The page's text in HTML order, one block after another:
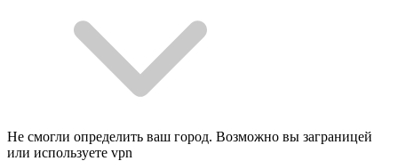
Не смогли определить ваш город. Возможно вы заграницей
или используете vpn